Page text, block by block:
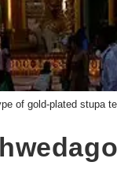
of gold-plated stupa